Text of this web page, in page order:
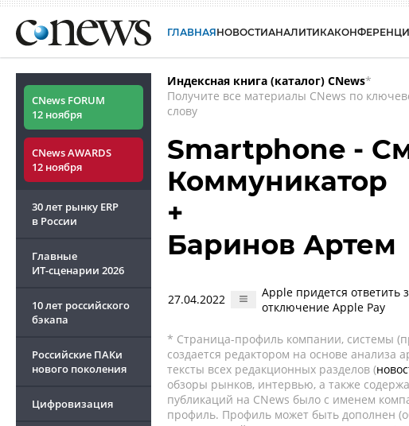
ГЛАВНАЯНОВОСТИАНАЛИТИКА
CNews FORUM
12 ноября
CNews AWARDS
12 ноября
30 лет рынку ERP
в России
Главные
ИТ-сценарии 2026
10 лет российского
бэкапа
Российские ПАКи
нового поколения
Цифровизация
Индексная книга (каталог) CNews*
Получите все материалы CNews по
слову
Smartphone -
Коммуникатор
+
Баринов Артем
27.04.2022
Apple придется ответить
отключение Apple Pay
* Страница-профиль компании, системы
создается редактором на основе анализа
тексты всех редакционных разделов (
обзоры рынков, интервью, а также
публикаций на CNews было с именем
профиль. Профиль может быть дополнен